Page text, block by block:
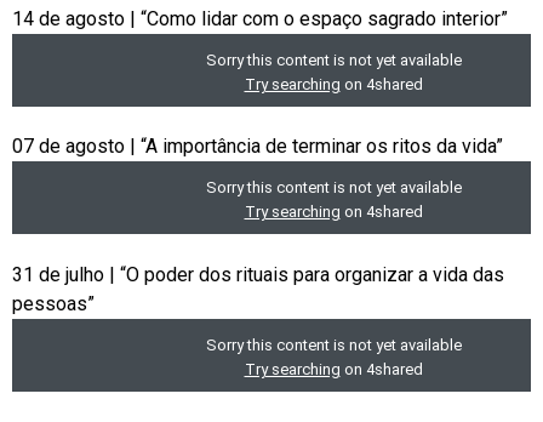
14 de agosto | “Como lidar com o espaço sagrado interior”
07 de agosto | “A importância de terminar os ritos da vida”
31 de julho | “O poder dos rituais para organizar a vida das
pessoas”